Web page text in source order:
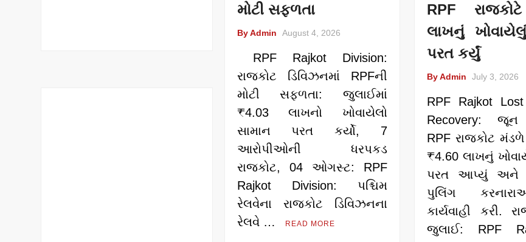
મોટી સફળતા
By Admin August 4, 2026
​ RPF Rajkot Division:
રાજકોટ ડિવિઝનમાં RPFની
મોટી સફળતા: જુલાઈમાં
₹4.03 લાખનો ખોવાયેલો
સામાન પરત કર્યો, 7
આરોપીઓની ધરપકડ
રાજકોટ, 04 ઓગસ્ટ: RPF
Rajkot Division: પશ્ચિમ
રેલવેના રાજકોટ ડિવિઝનના
રેલવે …
READ MORE
RPF
લાખનું
પરત કર્યું
By Admin July 3, 2026
RPF Rajkot
Recovery: જૂન
RPF રાજકોટ
₹4.60 લાખનું
પરત આપ્યું અને
પુલિંગ
કાર્યવાહી કરી.
જુલાઈ: RPF